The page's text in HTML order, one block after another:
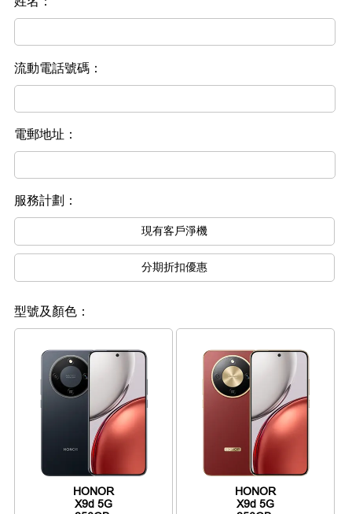
流動電話號碼：
電郵地址：
服務計劃：
現有客戶淨機
分期折扣優惠
型號及顏色：
HONOR
X9d 5G
HONOR
X9d 5G